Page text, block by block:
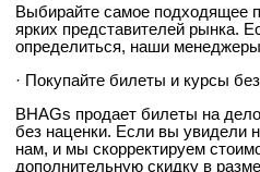
Выбирайте самое подходящее
ярких представителей рынка.
определиться, наши
· Покупайте билеты и курсы
BHAGs продает билеты на
без наценки. Если вы увидели
нам, и мы скорректируем
дополнительную скидку в